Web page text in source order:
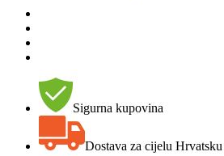
Sigurna kupovina
Dostava za cijelu Hrvatsku